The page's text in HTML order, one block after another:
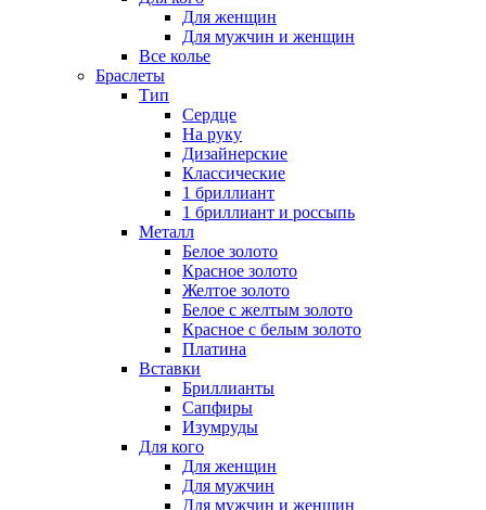
Для женщин
Для мужчин и женщин
Все колье
Браслеты
Тип
Сердце
На руку
Дизайнерские
Классические
1 бриллиант
1 бриллиант и россыпь
Металл
Белое золото
Красное золото
Желтое золото
Белое с желтым золото
Красное с белым золото
Платина
Вставки
Бриллианты
Сапфиры
Изумруды
Для кого
Для женщин
Для мужчин
Для мужчин и женщин